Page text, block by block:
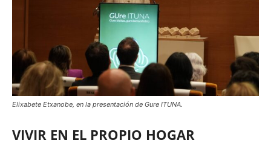
Elixabete Etxanobe, en la presentación de Gure ITUNA.
VIVIR EN EL PROPIO HOGAR